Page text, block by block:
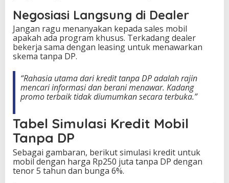
Negosiasi Langsung di Dealer
Jangan ragu menanyakan kepada sales mobil
apakah ada program khusus. Terkadang dealer
bekerja sama dengan leasing untuk menawarkan
skema tanpa DP.
“Rahasia utama dari kredit tanpa DP adalah rajin
mencari informasi dan berani menawar. Kadang
promo terbaik tidak diumumkan secara terbuka.”
Tabel Simulasi Kredit Mobil
Tanpa DP
Sebagai gambaran, berikut simulasi kredit untuk
mobil dengan harga Rp250 juta tanpa DP dengan
tenor 5 tahun dan bunga 6%.